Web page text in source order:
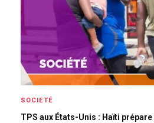
SOCIETÉ
TPS aux États-Unis : Haïti